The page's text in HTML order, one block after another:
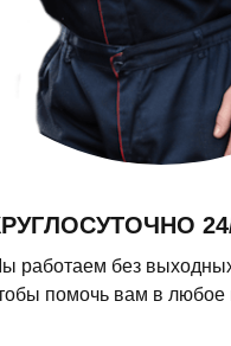
работаем без
помочь вам в любое